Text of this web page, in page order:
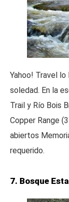
Yahoo! Travel
soledad. En la
Trail y Río Bois
Copper Range
abiertos
requerido.
7. Bosque